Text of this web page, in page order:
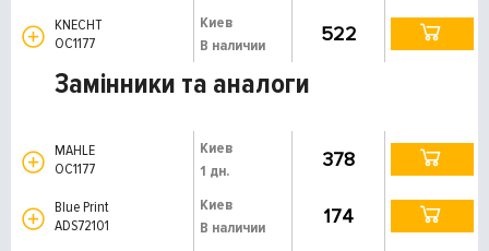
KNECHT
OC1177
Киев
В наличии
522
Замінники та аналоги
MAHLE
OC1177
Киев
1 дн.
378
Blue Print
ADS72101
Киев
В наличии
174